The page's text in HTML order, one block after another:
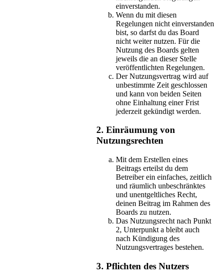
einverstanden.
Wenn du mit diesen
Regelungen nicht einverstanden
bist, so darfst du das Board
nicht weiter nutzen. Für die
Nutzung des Boards gelten
jeweils die an dieser Stelle
veröffentlichten Regelungen.
Der Nutzungsvertrag wird auf
unbestimmte Zeit geschlossen
und kann von beiden Seiten
ohne Einhaltung einer Frist
jederzeit gekündigt werden.
2. Einräumung von
Nutzungsrechten
Mit dem Erstellen eines
Beitrags erteilst du dem
Betreiber ein einfaches, zeitlich
und räumlich unbeschränktes
und unentgeltliches Recht,
deinen Beitrag im Rahmen des
Boards zu nutzen.
Das Nutzungsrecht nach Punkt
2, Unterpunkt a bleibt auch
nach Kündigung des
Nutzungsvertrages bestehen.
3. Pflichten des Nutzers